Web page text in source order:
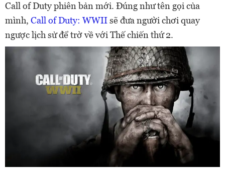
Call of Duty phiên bản mới. Đúng như tên gọi của
mình, Call of Duty: WWIIsẽ đưa người chơi quay
ngược lịch sử để trờ về với Thế chiến thứ 2.